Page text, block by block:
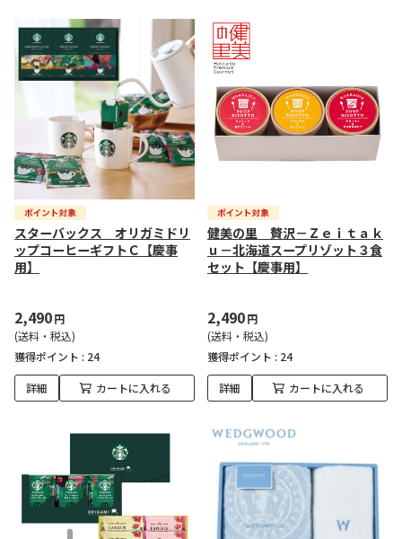
スターバックス オリガミドリ
ップコーヒーギフトＣ【慶事
用】
2,490円
(送料・税込)
獲得ポイント : 24
詳細 カートに入れる
健美の里 贅沢－Ｚｅｉｔａｋ
ｕ－北海道スープリゾット３食
セット【慶事用】
2,490円
(送料・税込)
獲得ポイント : 24
詳細 カートに入れる